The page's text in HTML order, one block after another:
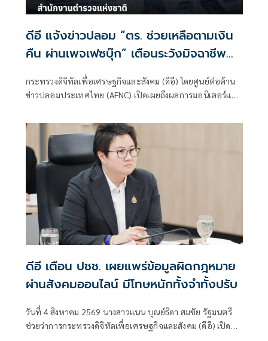
ดีอี แจ้งข่าวปลอม “ตร. ช่วยเหลือตามเงิน
คืน ผ่านเพจเฟซบุ๊ก” เตือนระวังมิจฉาชีพ
หลอก สูญเงิน - ข้อมูลส่วนบุคคล
กระทรวงดิจิทัลเพื่อเศรษฐกิจและสังคม (ดีอี) โดยศูนย์ต่อต้าน
ข่าวปลอมประเทศไทย (AFNC) เปิดเผยถึงผลการมอนิเตอร์และ
ดีอี เตือน ปชช. เผยแพร่ข้อมูลผิดกฎหมาย
ผ่านสังคมออนไลน์ มีโทษหนักทั้งจำทั้งปรับ
วันที่ 4 สิงหาคม 2569 นางสาวแนน บุณย์ธิดา สมชัย รัฐมนตรี
ช่วยว่าการกระทรวงดิจิทัลเพื่อเศรษฐกิจและสังคม (ดีอี) เปิด